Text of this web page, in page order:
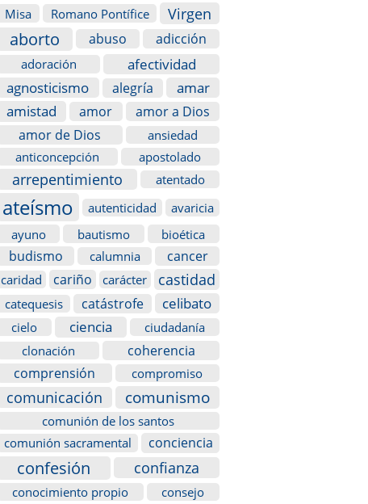
Misa
Romano Pontífice Virgen
aborto abuso adicción
adoración
afectividad
agnosticismo
alegría
amar
amistad
amor
amor a Dios
amor de Dios
ansiedad
anticoncepción
apostolado
arrepentimiento atentado
ateísmo autenticidad
avaricia
ayuno
bautismo bioética
budismo calumnia cancer
caridad cariño carácter castidad
catequesis catástrofe celibato
cielo ciencia
ciudadanía
clonación
coherencia
comprensión
compromiso
comunicación comunismo
comunión de los santos
comunión sacramental
conciencia
confesión confianza
conocimiento propio
consejo